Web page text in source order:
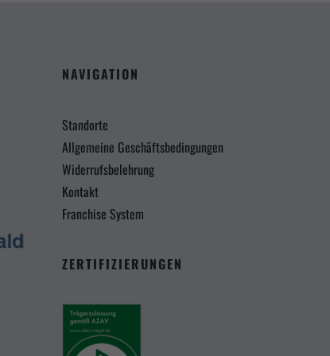
NAVIGATION
Standorte
Allgemeine Geschäftsbedingungen
Widerrufsbelehrung
Kontakt
Franchise System
ZERTIFIZIERUNGEN
werden von Drittanbietern oder Publishern verwendet, um personalisierte Werbung anzuzeigen.
sie Besucher über Websites hinweg verfolgen.
Cookie-Informationen anzeigen
Cookie